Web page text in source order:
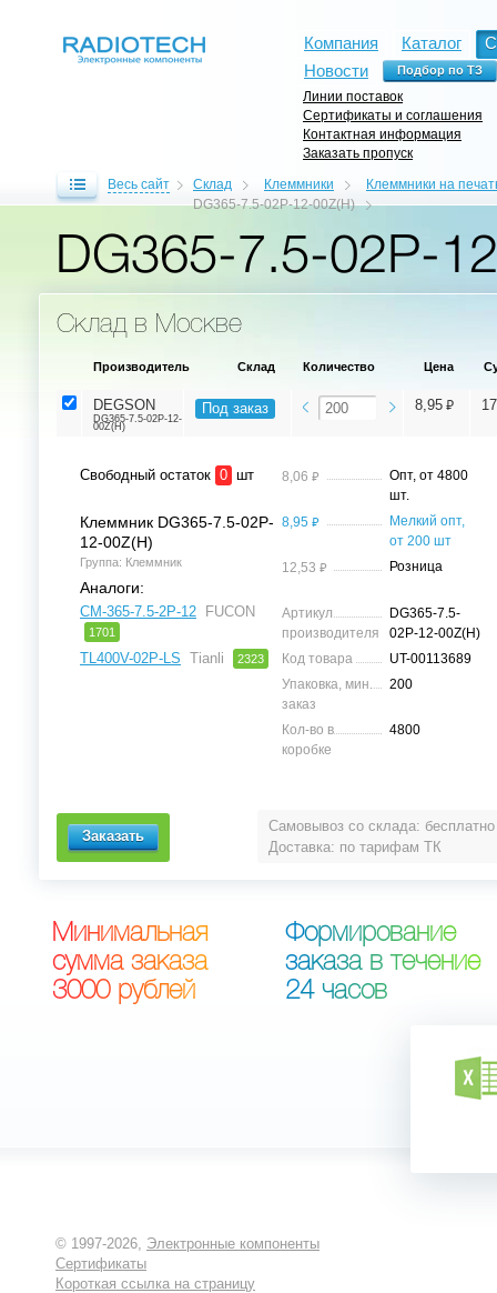
Компания Каталог
Новости
Линии поставок
Сертификаты и соглашения
Контактная информация
Заказать пропуск
Весь сайт Склад Клеммники
Клеммники на
DG365-7.5-02P-12-00Z(H)
DG365-7.5-02P-
Склад в Москве
Самовывоз со склада: бесплатно
Доставка: по тарифам ТК
Производитель Склад Количество Цена
DEGSON
DG365-7.5-02P-12-
00Z(H)
Под заказ 8,95 ⃏
Свободный остаток 0 шт
Клеммник DG365-7.5-02P-
12-00Z(H)
Группа: Клеммник
Аналоги:
CM-365-7.5-2P-12 FUCON
1701
TL400V-02P-LS Tianli 2323
8,06 ⃏
Опт, от 4800
шт.
8,95 ⃏
Мелкий опт,
от 200 шт
12,53 ⃏ Розница
Артикул
производителя
DG365-7.5-
02P-12-00Z(H)
Код товара
UT-00113689
Упаковка, мин.
заказ
200
Кол-во в
коробке
4800
Минимальная
сумма заказа
3000 рублей
Формирование
заказа в течение
24 часов
© 1997-2026, Электронные компоненты
Сертификаты
Короткая ссылка на страницу